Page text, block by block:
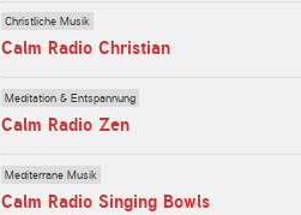
Christliche Musik
Calm Radio Christian
Meditation & Entspannung
Calm Radio Zen
Mediterrane Musik
Calm Radio Singing Bowls